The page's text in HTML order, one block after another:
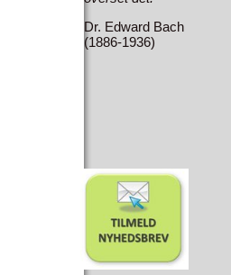
Dr. Edward Bach
(1886-1936)